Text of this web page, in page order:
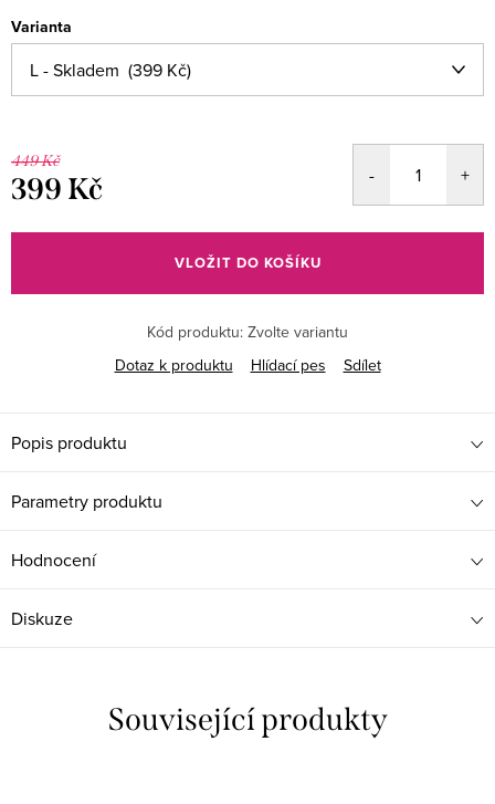
Varianta
449 Kč
399 Kč
cena:
VLOŽIT DO KOŠÍKU
Kód produktu: Zvolte variantu
Dotaz k produktu
Hlídací pes Sdílet
Popis produktu
Parametry produktu
Hodnocení
Diskuze
Související produkty